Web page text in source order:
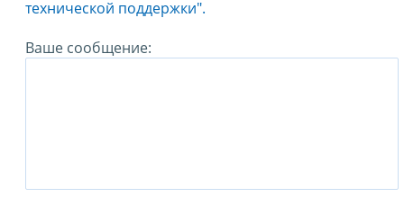
технической поддержки".
Ваше сообщение: